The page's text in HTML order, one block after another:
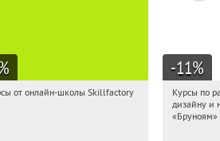
19:31:12
Получи первым!
от онлайн-школы Skillfactory
-11%
Россия
Курсы по
дизайну и
«Бруноям»